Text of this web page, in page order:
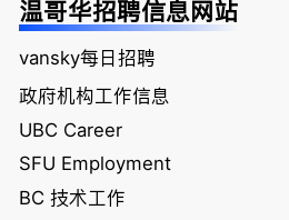
温哥华招聘信息网站
vansky每日招聘
政府机构工作信息
UBC Career
SFU Employment
BC 技术工作